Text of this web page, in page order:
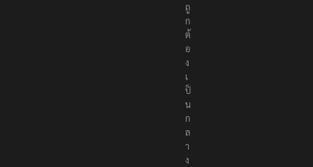
ถู
ก
ต้
อ
ง
เ
ป็
น
ก
ล
า
ง